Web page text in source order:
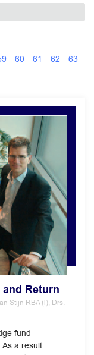
60 61 62
63
Return
Stijn RBA (l), Drs.
fund
a result